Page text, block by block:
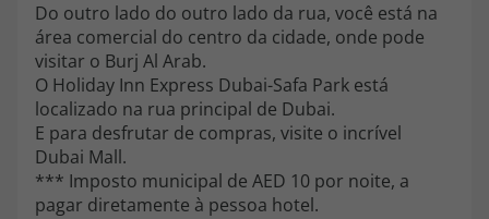
218 925 471
Custo de uma chamada para a rede fixa nacional.
A sua agência de viagens Top Atlântico tem a preocupação de estar
sempre mais perto de si, para maior comodidade e total facilidade
na marcação das suas viagens, tem ainda ao seu dispor o nosso call
center a funcionar todos os dias úteis das 10:00 às 20:00 e Sábado
das 10:00 às 14:00.
Do outro lado do outro lado da rua, você está na
área comercial do centro da cidade, onde pode
visitar o Burj Al Arab.
O Holiday Inn Express Dubai-Safa Park está
localizado na rua principal de Dubai.
E para desfrutar de compras, visite o incrível
Dubai Mall.
*** Imposto municipal de AED 10 por noite, a
pagar diretamente à pessoa hotel.